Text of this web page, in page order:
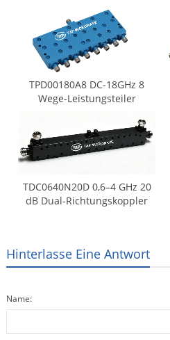
TPD00180A8 DC-18GHz 8
Wege-Leistungsteiler
TDC0640N20D 0,6–4 GHz 20
dB Dual-Richtungskoppler
Hinterlasse Eine Antwort
Name: